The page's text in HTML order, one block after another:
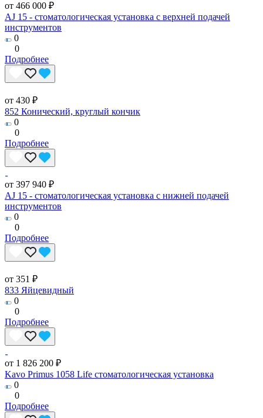
от 466 000 ₽
AJ 15 - стоматологическая установка с верхней подачей
инструментов
0
0
Подробнее
от 430 ₽
852 Конический, круглый кончик
0
0
Подробнее
от 397 940 ₽
AJ 15 - стоматологическая установка с нижней подачей
инструментов
0
0
Подробнее
от 351 ₽
833 Яйцевидный
0
0
Подробнее
от 1 826 200 ₽
Kavo Primus 1058 Life стоматологическая установка
0
0
Подробнее